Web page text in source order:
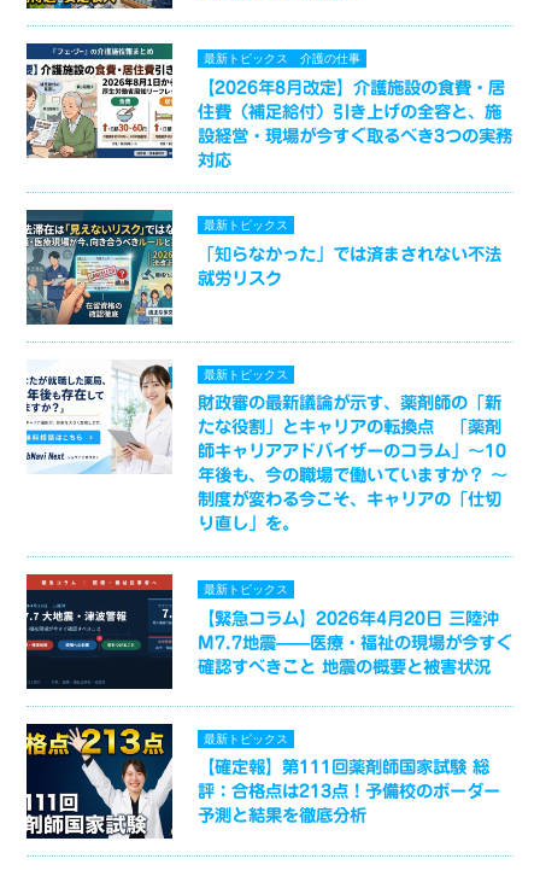
最新トピックス 介護の仕事
【2026年8月改定】介護施設の食費・居
住費（補足給付）引き上げの全容と、施
設経営・現場が今すぐ取るべき3つの実務
対応
最新トピックス
「知らなかった」では済まされない不法
就労リスク
最新トピックス
財政審の最新議論が示す、薬剤師の「新
たな役割」とキャリアの転換点 「薬剤
師キャリアアドバイザーのコラム」～10
年後も、今の職場で働いていますか？ ～
制度が変わる今こそ、キャリアの「仕切
り直し」を。
最新トピックス
【緊急コラム】2026年4月20日 三陸沖
M7.7地震——医療・福祉の現場が今すぐ
確認すべきこと 地震の概要と被害状況
最新トピックス
【確定報】第111回薬剤師国家試験 総
評：合格点は213点！予備校のボーダー
予測と結果を徹底分析